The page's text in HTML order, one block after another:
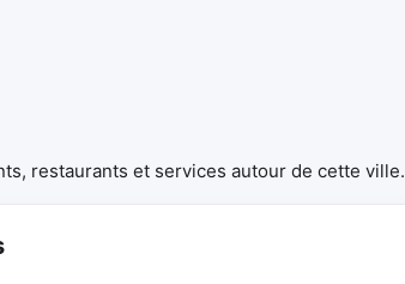
restaurants et services autour de cette ville.